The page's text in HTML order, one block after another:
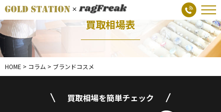
買取相場表
HOME > コラム > ブランドコスメ
買取相場を簡単チェック